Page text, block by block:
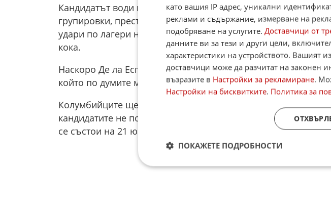
Кандидатът води кампания с обещания за твърди мерки
групировки, престъпните банди и наркотрафика. Сред
удари по лагери на бунтовници и възобновяване на
кока.
Наскоро Де ла Есприеля заяви, че срещу него се подготвя
който по думите му са замесени представители на
Колумбийците ще избират наследник на президента
кандидатите не получи повече от 50 процента от
се състои на 21 юни.
като вашия IP адрес, уникални
реклами и съдържание, измерване на
подобряване на услугите. Доставчици от
данните ви за тези и други цели,
характеристики на устройството. Вашият
доставчици може да разчитат на законен
възразите в Настройки за рекламиране.
Настройки на бисквитките. Политика за
ПОКАЖЕТЕ ПОДРОБНОСТИ